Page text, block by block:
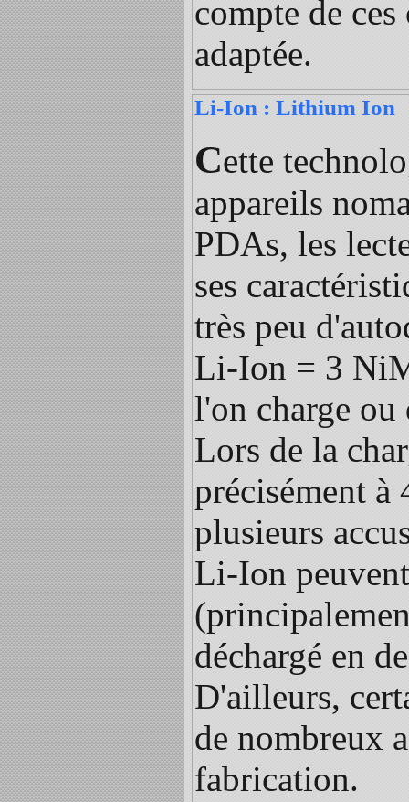
compte de
adaptée.
Li-Ion : Lithium Ion
Cette
appareils
PDAs, les
ses
très peu
Li-Ion = 3
l'on charge ou
Lors de la
précisément à
plusieurs
Li-Ion
déchargé en
D'ailleurs,
de nombreux
fabrication.